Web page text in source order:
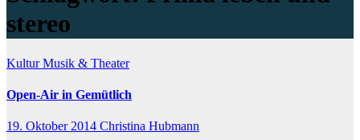
stereo
KulturMusik & Theater
Open-Air in Gemütlich
19. Oktober 2014 Christina Hubmann